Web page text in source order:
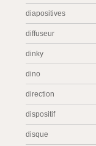
diapositives
diffuseur
dinky
dino
direction
dispositif
disque